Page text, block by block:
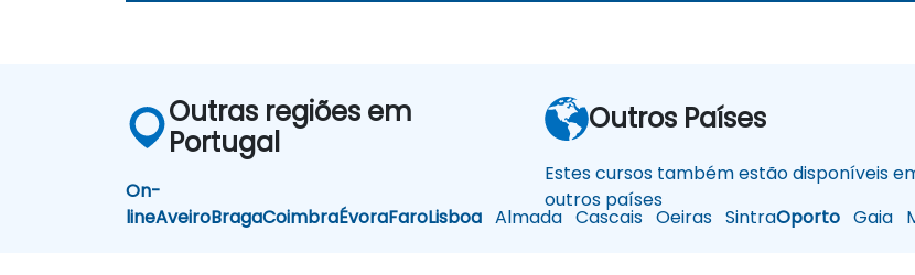
Outras regiões em
Portugal
On-
lineAveiroBragaCoimbraÉvoraFaroLisboa Almada Cascais Oeiras SintraOporto Gaia
Outros Países
Estes cursos também estão disponíveis
outros países